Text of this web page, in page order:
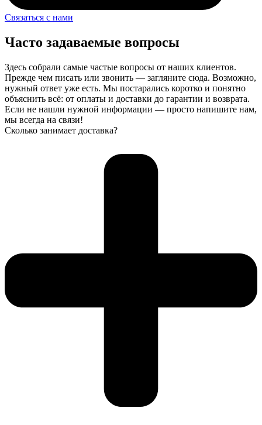
Связаться с нами
Часто задаваемые вопросы
Здесь собрали самые частые вопросы от наших клиентов.
Прежде чем писать или звонить — загляните сюда. Возможно,
нужный ответ уже есть. Мы постарались коротко и понятно
объяснить всё: от оплаты и доставки до гарантии и возврата.
Если не нашли нужной информации — просто напишите нам,
мы всегда на связи!
Сколько занимает доставка?